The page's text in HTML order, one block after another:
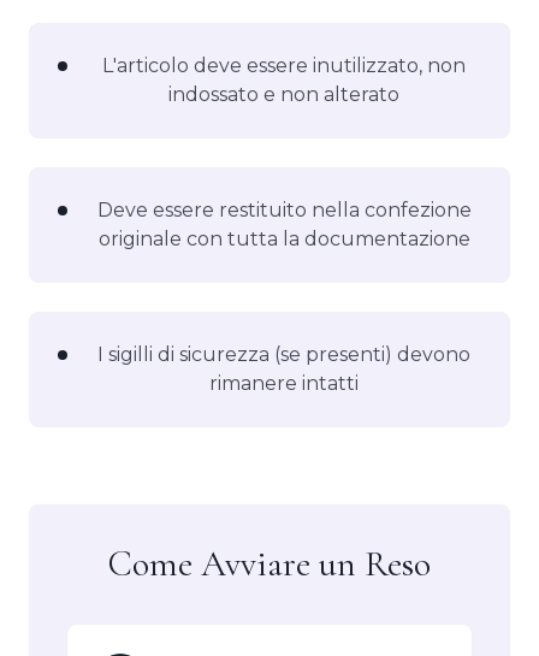
L'articolo deve essere inutilizzato, non
indossato e non alterato
Deve essere restituito nella confezione
originale con tutta la documentazione
I sigilli di sicurezza (se presenti) devono
rimanere intatti
Come Avviare un Reso